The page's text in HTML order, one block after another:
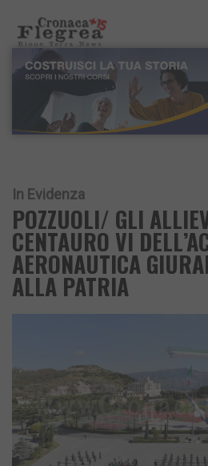
In Evidenza
POZZUOLI/ GLI
CENTAURO VI
AERONAUTICA
ALLA PATRIA